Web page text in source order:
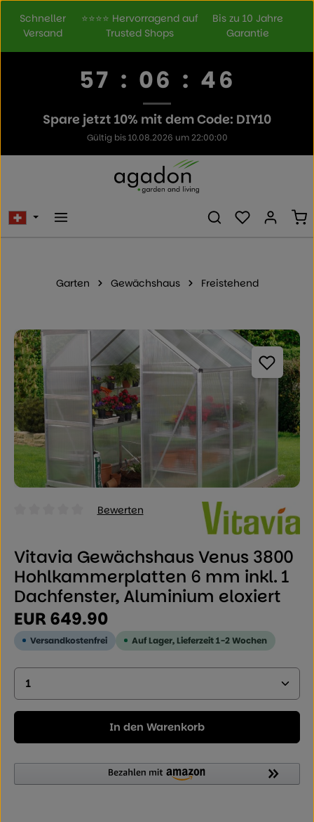
Zum Hauptinhalt springen
Schneller
Versand
⭐⭐⭐⭐ Hervorragend auf
Trusted Shops
Bis zu 10 Jahre
Garantie
57 : 06 : 46
Spare jetzt 10% mit dem Code: DIY10
Gültig bis 10.08.2026 um 22:00:00
Du hast 0
Garten Gewächshaus Freistehend
Bildergalerie überspringen
Durchschnittliche Bewertung von 0 von 5 Sternen
Bewerten
Vitavia Gewächshaus Venus 3800
Hohlkammerplatten 6 mm inkl. 1
Dachfenster, Aluminium eloxiert
Regulärer Preis:
EUR 649.90
Versandkostenfrei Auf Lager, Lieferzeit 1-2 Wochen
Produkt Anzahl: Geben Sie den gewünschten
In den Warenkorb